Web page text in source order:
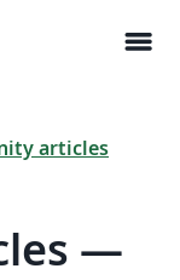
menu
articles
—